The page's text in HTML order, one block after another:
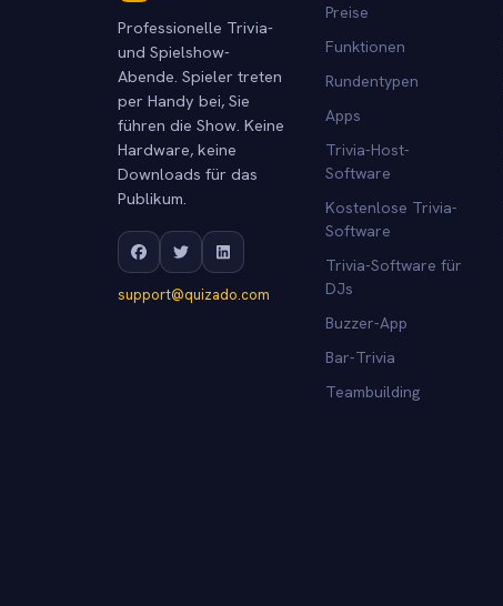
Professionelle Trivia-
und Spielshow-
Abende. Spieler treten
per Handy bei, Sie
führen die Show. Keine
Hardware, keine
Downloads für das
Publikum.
support@quizado.com
Preise
Funktionen
Rundentypen
Apps
Trivia-Host-
Software
Kostenlose Trivia-
Software
Trivia-Software für
DJs
Buzzer-App
Bar-Trivia
Teambuilding